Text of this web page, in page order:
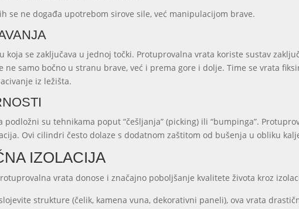
se ne događa upotrebom sirove sile, već manipulacijom brave.
se zaključava u jednoj točki. Protuprovalna vrata koriste sustav
ne samo bočno u stranu brave, već i prema gore i dolje. Time se vrata
iz ležišta.
su tehnikama poput “češljanja” (picking) ili “bumpinga”.
Ovi cilindri često dolaze s dodatnom zaštitom od bušenja u obliku
IZOLACIJA
vrata donose i značajno poboljšanje kvalitete života kroz
strukture (čelik, kamena vuna, dekorativni paneli), ova vrata